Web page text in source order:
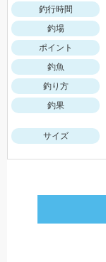
釣行時間
釣場
ポイント
釣魚
釣り方
釣果
サイズ